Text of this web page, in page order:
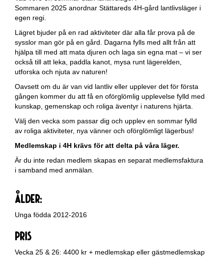
Sommaren 2025 anordnar Stättareds 4H-gård lantlivsläger i
egen regi.
Lägret bjuder på en rad aktiviteter där alla får prova på de
sysslor man gör på en gård. Dagarna fylls med allt från att
hjälpa till med att mata djuren och laga sin egna mat – vi ser
också till att leka, paddla kanot, mysa runt lägerelden,
utforska och njuta av naturen!
Oavsett om du är van vid lantliv eller upplever det för första
gången kommer du att få en oförglömlig upplevelse fylld med
kunskap, gemenskap och roliga äventyr i naturens hjärta.
Välj den vecka som passar dig och upplev en sommar fylld
av roliga aktiviteter, nya vänner och oförglömligt lägerbus!
Medlemskap i 4H krävs för att delta på våra läger.
Är du inte redan medlem skapas en separat medlemsfaktura
i samband med anmälan.
Ålder:
Unga födda 2012-2016
PRIS
Vecka 25 & 26: 4400 kr + medlemskap eller gästmedlemskap